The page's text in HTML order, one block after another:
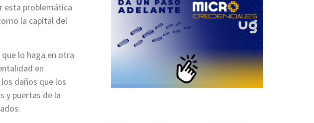
esta problemática
la capital del
lo haga en otra
en
daños que los
y puertas de la